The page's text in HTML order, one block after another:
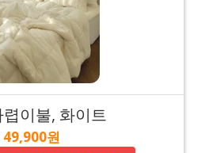
이불, 화이트
49,900원